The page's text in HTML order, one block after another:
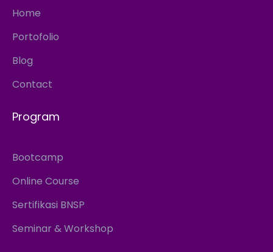
Home
Portofolio
Blog
Contact
Program
Bootcamp
Online Course
Sertifikasi BNSP
Seminar & Workshop